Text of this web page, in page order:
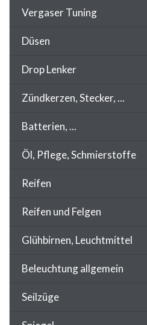
Vergaser Tuning
Düsen
Drop Lenker
Zündkerzen, Stecker, ...
Batterien, ...
Öl, Pflege, Schmierstoffe
Reifen
Reifen und Felgen
Glühbirnen, Leuchtmittel
Beleuchtung allgemein
Seilzüge